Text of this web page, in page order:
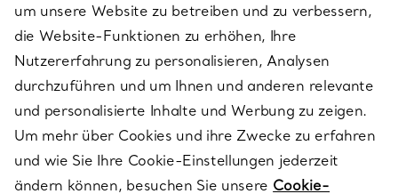
ÜBER TIFFANY & CO.
RECHTLICHE HINWEISE
um unsere Website zu betreiben und zu verbessern,
die Website-Funktionen zu erhöhen, Ihre
Nutzererfahrung zu personalisieren, Analysen
durchzuführen und um Ihnen und anderen relevante
und personalisierte Inhalte und Werbung zu zeigen.
Um mehr über Cookies und ihre Zwecke zu erfahren
und wie Sie Ihre Cookie-Einstellungen jederzeit
ändern können, besuchen Sie unsere Cookie-